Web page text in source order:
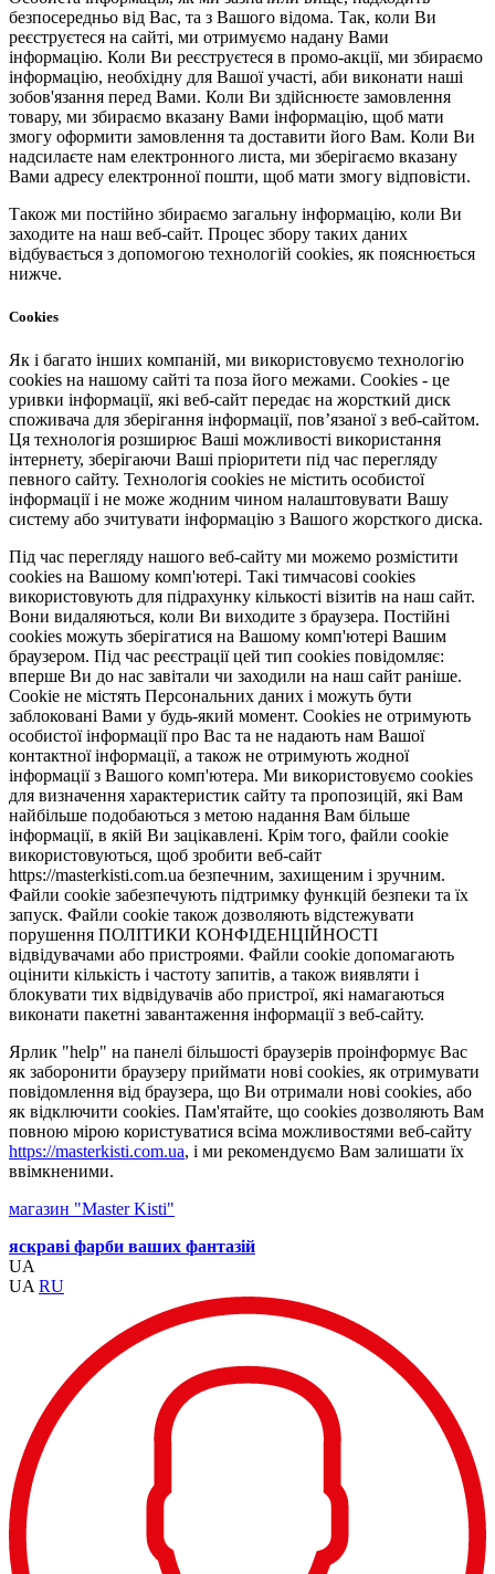
безпосередньо від Вас, та з Вашого відома. Так, коли Ви
реєструєтеся на сайті, ми отримуємо надану Вами
інформацію. Коли Ви реєструєтеся в промо-акції, ми збираємо
інформацію, необхідну для Вашої участі, аби виконати наші
зобов'язання перед Вами. Коли Ви здійснюєте замовлення
товару, ми збираємо вказану Вами інформацію, щоб мати
змогу оформити замовлення та доставити його Вам. Коли Ви
надсилаєте нам електронного листа, ми зберігаємо вказану
Вами адресу електронної пошти, щоб мати змогу відповісти.
Також ми постійно збираємо загальну інформацію, коли Ви
заходите на наш веб-сайт. Процес збору таких даних
відбувається з допомогою технологій cookies, як пояснюється
нижче.
Cookies
Як і багато інших компаній, ми використовуємо технологію
cookies на нашому сайті та поза його межами. Cookies - це
уривки інформації, які веб-сайт передає на жорсткий диск
споживача для зберігання інформації, пов’язаної з веб-сайтом.
Ця технологія розширює Ваші можливості використання
інтернету, зберігаючи Ваші пріоритети під час перегляду
певного сайту. Технологія cookies не містить особистої
інформації і не може жодним чином налаштовувати Вашу
систему або зчитувати інформацію з Вашого жорсткого диска.
Під час перегляду нашого веб-сайту ми можемо розмістити
cookies на Вашому комп'ютері. Такі тимчасові cookies
використовують для підрахунку кількості візитів на наш сайт.
Вони видаляються, коли Ви виходите з браузера. Постійні
cookies можуть зберігатися на Вашому комп'ютері Вашим
браузером. Під час реєстрації цей тип cookies повідомляє:
вперше Ви до нас завітали чи заходили на наш сайт раніше.
Cookie не містять Персональних даних і можуть бути
заблоковані Вами у будь-який момент. Сookies не отримують
особистої інформації про Вас та не надають нам Вашої
контактної інформації, а також не отримують жодної
інформації з Вашого комп'ютера. Ми використовуємо cookies
для визначення характеристик сайту та пропозицій, які Вам
найбільше подобаються з метою надання Вам більше
інформації, в якій Ви зацікавлені. Крім того, файли cookie
використовуються, щоб зробити веб-сайт
https://masterkisti.com.ua безпечним, захищеним і зручним.
Файли cookie забезпечують підтримку функцій безпеки та їх
запуск. Файли cookie також дозволяють відстежувати
порушення ПОЛІТИКИ КОНФІДЕНЦІЙНОСТІ
відвідувачами або пристроями. Файли cookie допомагають
оцінити кількість і частоту запитів, а також виявляти і
блокувати тих відвідувачів або пристрої, які намагаються
виконати пакетні завантаження інформації з веб-сайту.
Ярлик "help" на панелі більшості браузерів проінформує Вас
як заборонити браузеру приймати нові cookies, як отримувати
повідомлення від браузера, що Ви отримали нові cookies, або
як відключити cookies. Пам'ятайте, що cookies дозволяють Вам
повною мірою користуватися всіма можливостями веб-сайту
https://masterkisti.com.ua, і ми рекомендуємо Вам залишати їх
ввімкненими.
магазин "Master Kisti"
яскраві фарби ваших фантазій
UA
UA RU